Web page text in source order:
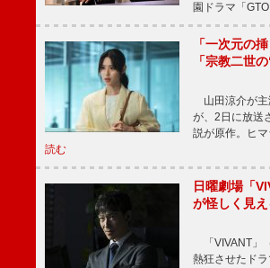
園ドラマ「
「一次元の
「宗教二世
山田涼介が主
が、2日に放送
説が原作。ヒ
読む
日曜劇場「
が怪しく見え
「VIVANT」
熱狂させたド